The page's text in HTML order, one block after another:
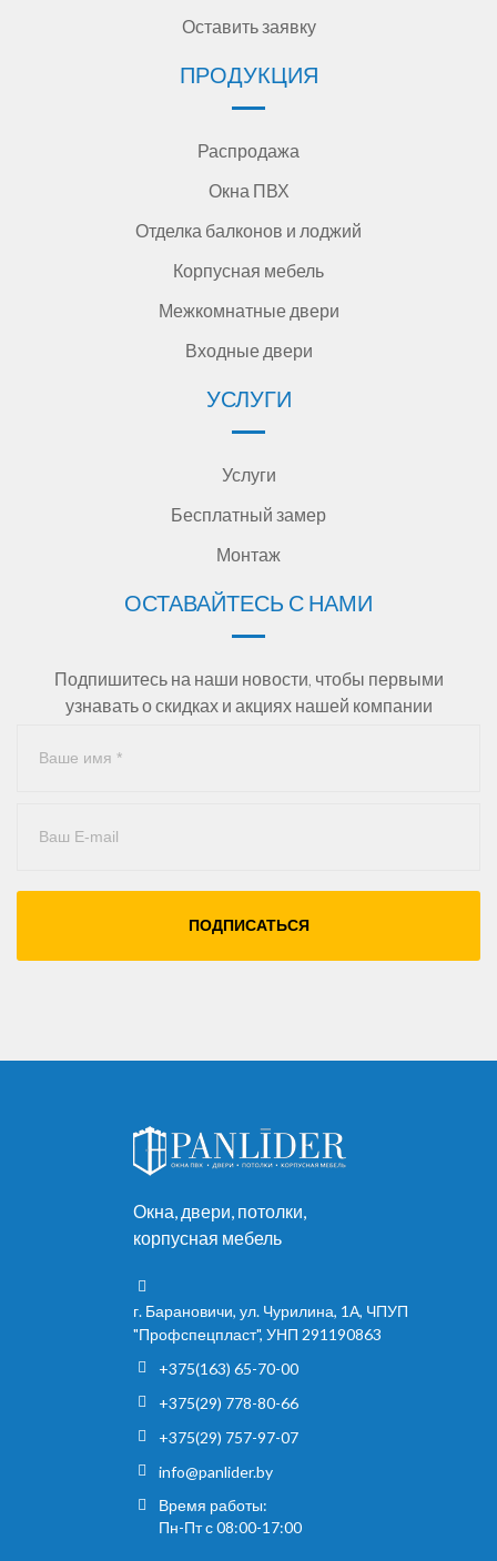
Оставить заявку
ПРОДУКЦИЯ
Распродажа
Окна ПВХ
Отделка балконов и лоджий
Корпусная мебель
Межкомнатные двери
Входные двери
УСЛУГИ
Услуги
Бесплатный замер
Монтаж
ОСТАВАЙТЕСЬ С НАМИ
Подпишитесь на наши новости, чтобы первыми
узнавать о скидках и акциях нашей компании
ПОДПИСАТЬСЯ
Окна, двери, потолки,
корпусная мебель
г. Барановичи, ул. Чурилина, 1А, ЧПУП
"Профспецпласт", УНП 291190863
+375(163) 65-70-00
+375(29) 778-80-66
+375(29) 757-97-07
info@panlider.by
Время работы:
Пн-Пт с 08:00-17:00